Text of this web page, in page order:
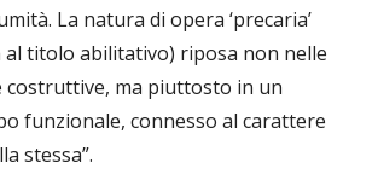
La natura di opera ‘precaria’
titolo abilitativo) riposa non nelle
costruttive, ma piuttosto in un
funzionale, connesso al carattere
stessa”.